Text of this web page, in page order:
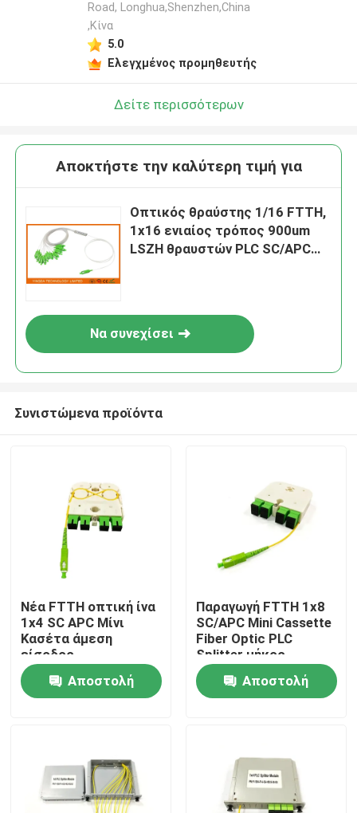
Περίπου εμείς
Road, Longhua,Shenzhen,China
,Κίνα
5.0
Ελεγχμένος προμηθευτής
Δείτε περισσότερων
Αποκτήστε την καλύτερη τιμή για
Οπτικός θραύστης 1/16 FTTH,
1x16 ενιαίος τρόπος 900um
LSZH θραυστών PLC SC/APC
Να συνεχίσει
Συνιστώμενα προϊόντα
Νέα FTTH οπτική ίνα
1x4 SC APC Μίνι
Κασέτα άμεση
είσοδος
αποκλειστικός
σχεδιασμός LGX PLC
Splitter για τη Ρωσία
Αποστολή
Παραγωγή FTTH 1x8
SC/APC Mini Cassette
Fiber Optic PLC
Splitter μήκος
κύματος 1260-
1650nm για
προσαρμοσμένες
Αποστολή